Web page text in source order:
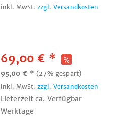
inkl. MwSt.zzgl. Versandkosten
69,00 € *
95,00 € * (27% gespart)
inkl. MwSt.zzgl. Versandkosten
Lieferzeit ca. Verfügbar
Werktage